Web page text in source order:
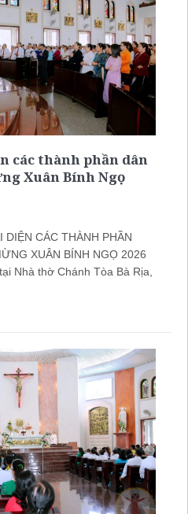
các thành phần dân
Xuân Bính Ngọ
DIỆN CÁC THÀNH PHẦN
XUÂN BÍNH NGỌ 2026
Nhà thờ Chánh Tòa Bà Rịa,